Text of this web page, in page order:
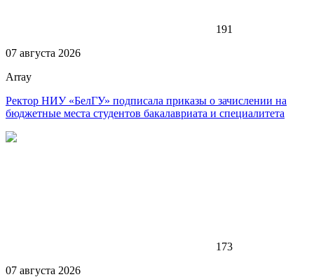
191
07 августа 2026
Array
Ректор НИУ «БелГУ» подписала приказы о зачислении на
бюджетные места студентов бакалавриата и специалитета
173
07 августа 2026